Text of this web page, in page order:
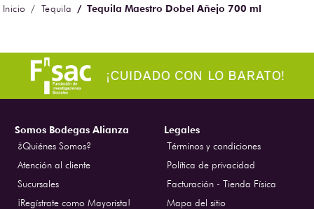
Tequila Tequila Maestro Dobel Añejo 700 ml
Somos Bodegas Alianza
¿Quiénes Somos?
Atención al cliente
Sucursales
¡Regístrate como Mayorista!
Legales
Términos y condiciones
Política de privacidad
Facturación - Tienda Física
Mapa del sitio